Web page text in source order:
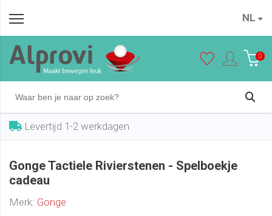
NL
0
Levertijd 1-2 werkdagen
Gonge Tactiele Rivierstenen - Spelboekje
cadeau
Merk: Gonge
In winkelwagen